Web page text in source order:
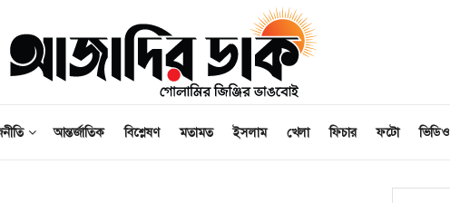
আন্তর্জাতিক বিশ্লেষণ মতামত ইসলাম খেলা ফিচার ফটো ভিডিও